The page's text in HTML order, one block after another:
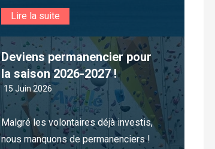
Lire la suite
Deviens permanencier pour
la saison 2026-2027 !
15 Juin 2026
Malgré les volontaires déjà investis,
nous manquons de permanenciers !